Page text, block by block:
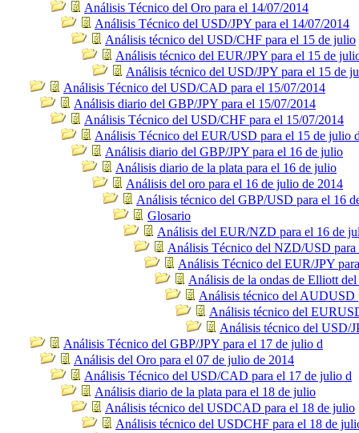
Análisis Técnico del Oro para el 14/07/2014
Análisis Técnico del USD/JPY para el 14/07/2014
Análisis técnico del USD/CHF para el 15 de julio
Análisis técnico del EUR/JPY para el 15 de
Análisis técnico del USD/JPY para el 15 de
Análisis Técnico del USD/CAD para el 15/07/2014
Análisis diario del GBP/JPY para el 15/07/2014
Análisis Técnico del USD/CHF para el 15/07/2014
Análisis Técnico del EUR/USD para el 15 de julio
Análisis diario del GBP/JPY para el 16 de julio
Análisis diario de la plata para el 16 de julio
Análisis del oro para el 16 de julio de 2014
Análisis técnico del GBP/USD para el 16
Glosario
Análisis del EUR/NZD para el 16 de
Análisis Técnico del NZD/USD para
Análisis Técnico del EUR/JPY
Análisis de la ondas de Elliott
Análisis técnico del AUDUSD
Análisis técnico del
Análisis técnico del USD/
Análisis Técnico del GBP/JPY para el 17 de julio d
Análisis del Oro para el 07 de julio de 2014
Análisis Técnico del USD/CAD para el 17 de julio d
Análisis diario de la plata para el 18 de julio
Análisis técnico del USDCAD para el 18 de julio
Análisis técnico del USDCHF para el 18 de